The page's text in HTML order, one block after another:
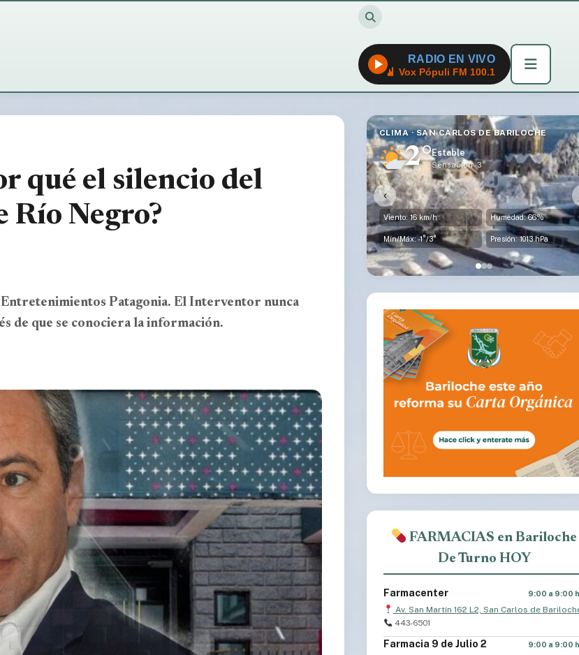
RADIO EN VIVO
Vox Pópuli FM 100.1
qué el silencio del
Negro?
Entretenimientos Patagonia. El Interventor nunca
de que se conociera la información.
CLIMA · SAN CARLOS DE BARILOCHE
2°Estable
Sensación -3°
Viento: 16 km/h Humedad: 66%
Mín/Máx: -1°/3° Presión: 1013 hPa
‹
FARMACIAS en Bariloche
De Turno HOY
Farmacenter 9:00 a 9:00
Av. San Martín 162 L2, San Carlos de
443-6501
Farmacia 9 de Julio 2 9:00 a 9:00